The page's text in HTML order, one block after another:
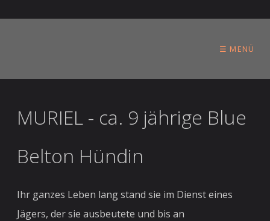
☰ MENÜ
MURIEL - ca. 9 jährige Blue
Belton Hündin
Ihr ganzes Leben lang stand sie im Dienst eines
Jägers, der sie ausbeutete und bis an